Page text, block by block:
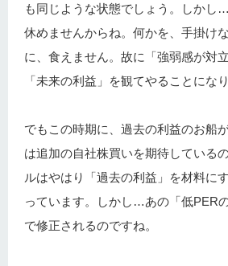
も同じような状態でしょう。しかし
休めませんからね。何かを、手掛け
に、食えません。故に「強弱感が対
「未来の利益」を観てやることになり
でもこの時期に、過去の利益のお船
は追加の自社株買いを期待している
ルはやはり「過去の利益」を材料に
っています。しかし…あの「低PER
で修正されるのですね。